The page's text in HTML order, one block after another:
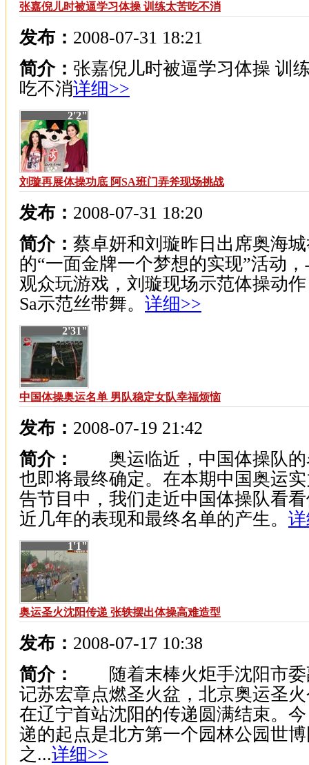
张嘉倪儿时被逼学习体操 训练太苦吃不消
发布： 2008-07-31 18:21
简介： 张嘉倪儿时被逼学习体操 训
吃不消详细>>
2'2"
刘璇再展体操功底 阿SA班门弄斧现场挑战
发布： 2008-07-31 18:20
简介： 蔡卓妍和刘璇昨日出席奥海
的“一面金牌一个梦想的实现”活动
观众玩游戏，刘璇现场示范体操动
Sa示范丝带舞。 详细>>
2'31"
中国体操奥运名单 男队稳定女队幸福烦恼
发布： 2008-07-19 21:42
简介：
奥运临近，中国体操队的
也即将最终确定。在本期中国奥运
告节目中，我们走近中国体操队看
近几年的表现和最终名单的产生。
1'1"
奥运圣火沈阳传递 张轶摆出体操高难造型
发布： 2008-07-17 10:38
简介：
随着末棒火炬手沈阳市委
记苏宏章点燃圣火盆，北京奥运圣
在辽宁首站沈阳的传递圆满结束。
递的起点是北方第一个园林公园世
之...详细>>